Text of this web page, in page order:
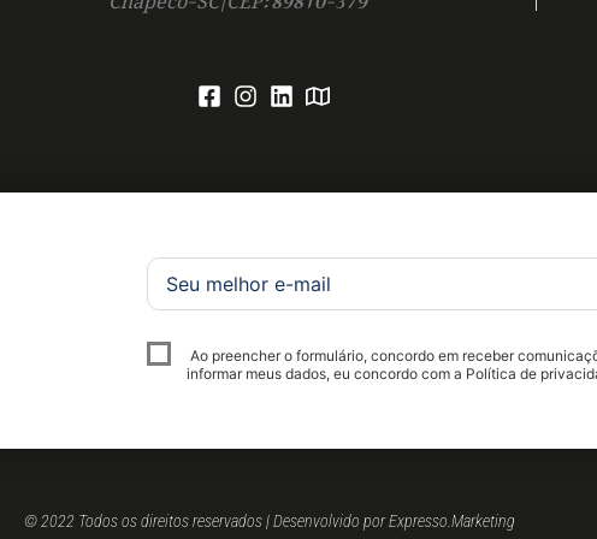
Ao preencher o formulário, concordo em receber
informar meus dados, eu concordo com a Política de
© 2022 Todos os direitos reservados | Desenvolvido por Expresso.Marketing